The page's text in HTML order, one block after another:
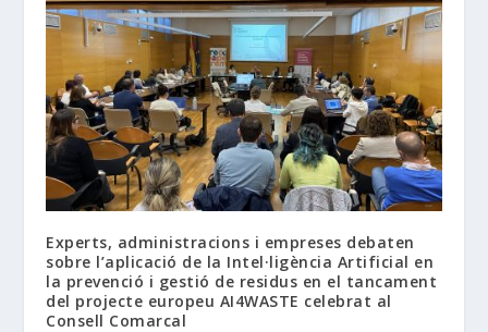
Experts, administracions i empreses debaten
sobre l’aplicació de la Intel·ligència Artificial en
la prevenció i gestió de residus en el tancament
del projecte europeu AI4WASTE celebrat al
Consell Comarcal